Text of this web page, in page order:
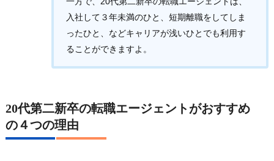
入社して３年未満のひと、短期離職をしてしま
ったひと、などキャリアが浅いひとでも利用す
ることができますよ。
20代第二新卒の転職エージェントがおすすめ
の４つの理由